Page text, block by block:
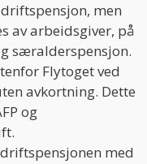
men
av arbeidsgiver, på
særalderspensjon.
Flytoget ved
avkortning. Dette
og
med